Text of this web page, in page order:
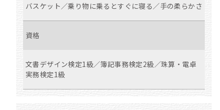
バスケット／乗り物に乗るとすぐに寝る／手の柔らかさ
資格
文書デザイン検定1級／簿記事務検定2級／珠算・電卓
実務検定1級